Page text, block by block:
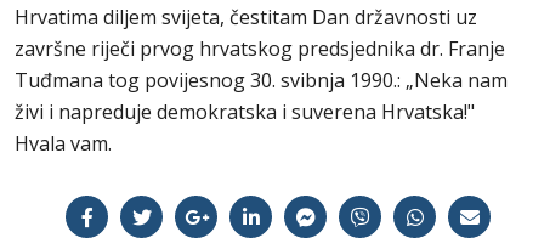
Hrvatima diljem svijeta, čestitam Dan državnosti uz
završne riječi prvog hrvatskog predsjednika dr. Franje
Tuđmana tog povijesnog 30. svibnja 1990.: „Neka nam
živi i napreduje demokratska i suverena Hrvatska!"
Hvala vam.